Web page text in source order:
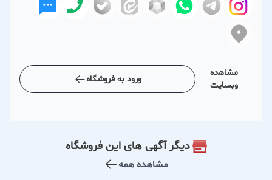
مشاهده
وبسایت
ورود به فروشگاه
دیگر آگهی های این فروشگاه
مشاهده همه